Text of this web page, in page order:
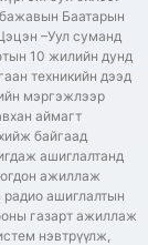
Баатарын
–Уул суманд
10 жилийн дунд
техникийн дээд
мэргэжлээр
аймагт
байгаад
ашиглалтанд
ажиллаж
радио ашиглалтын
газарт ажиллаж
нэвтрүүлж,